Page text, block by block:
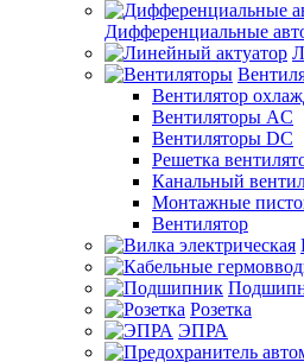
Дифференциальные
Вентилятор
Вентиляторы AC
Вентиляторы DC
Решетка
Канальный
Монтажные
Вентилятор
Розетка
ЭПРА